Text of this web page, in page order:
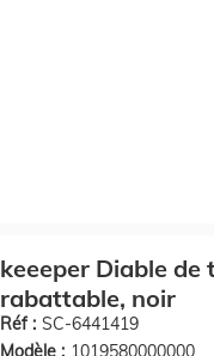
keeeper Diable
rabattable, noir
Réf : SC-6441419
Modèle : 1019580000000